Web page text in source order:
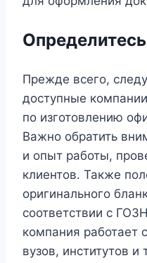
Прежде всего,
доступные
по изготовлению
Важно обратить
и опыт работы,
клиентов. Также
оригинального
соответствии с
компания работает
вузов, институтов и